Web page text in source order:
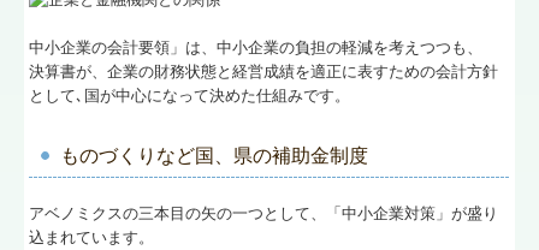
中小企業の会計要領」は、中小企業の負担の軽減を考えつつも、
決算書が、企業の財務状態と経営成績を適正に表すための会計方針
として､国が中心になって決めた仕組みです。
ものづくりなど国、県の補助金制度
アベノミクスの三本目の矢の一つとして、「中小企業対策」が盛り
込まれています。